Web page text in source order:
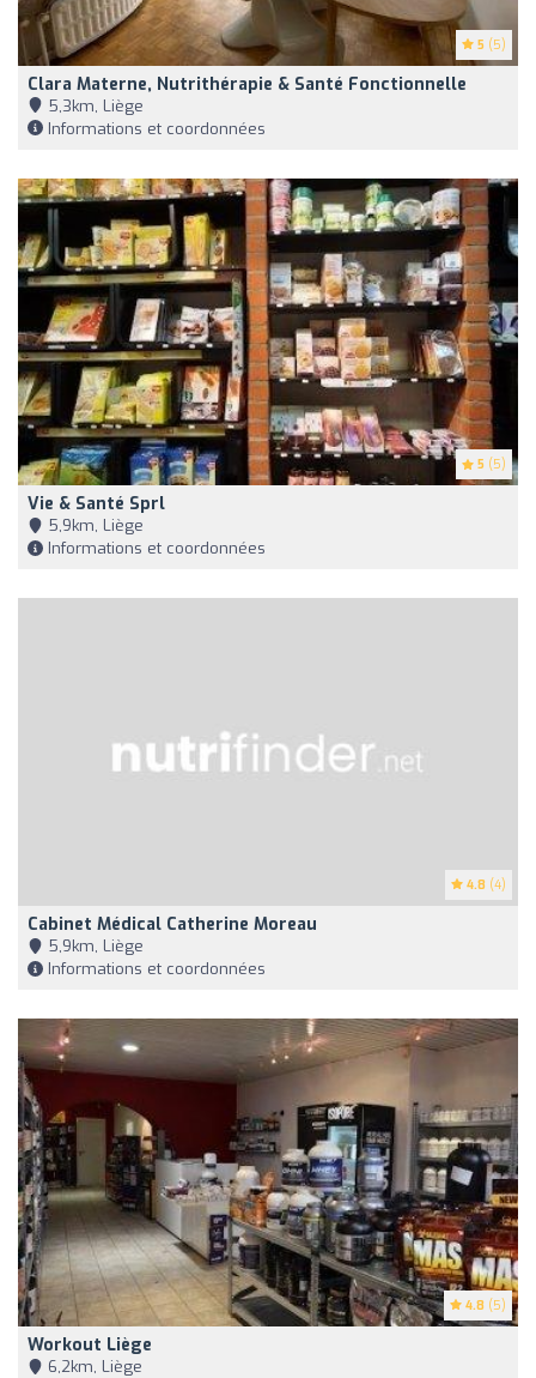
5 (5)
Clara Materne, Nutrithérapie & Santé Fonctionnelle
5,3km, Liège
Informations et coordonnées
5 (5)
Vie & Santé Sprl
5,9km, Liège
Informations et coordonnées
4.8 (4)
Cabinet Médical Catherine Moreau
5,9km, Liège
Informations et coordonnées
4.8 (5)
Workout Liège
6,2km, Liège